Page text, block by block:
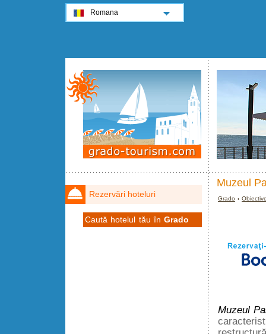
Muzeul
Grado ›
Muzeul
Rezervări hoteluri
Caută hotelul tău înGrado
Romana